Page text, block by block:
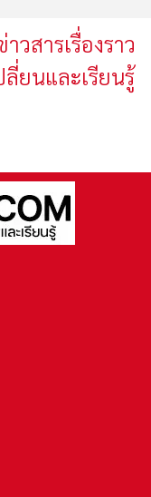
วสารเรื่องราว
ยนและเรียนรู้